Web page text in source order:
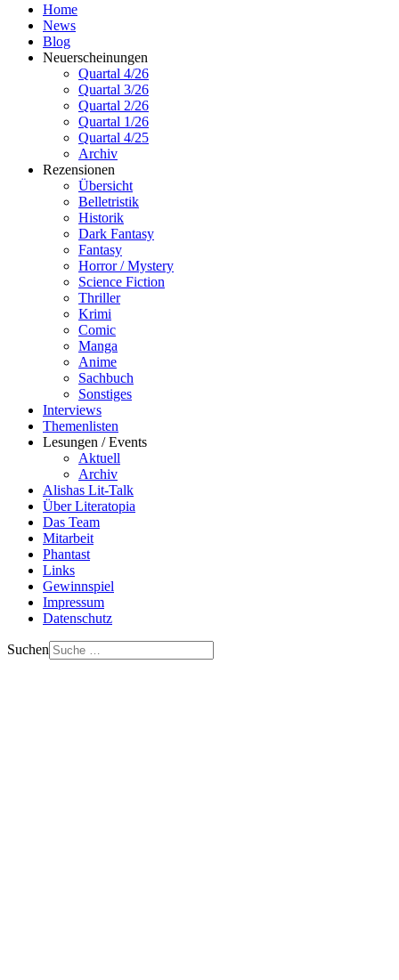
Home
News
Blog
Neuerscheinungen
Quartal 4/26
Quartal 3/26
Quartal 2/26
Quartal 1/26
Quartal 4/25
Archiv
Rezensionen
Übersicht
Belletristik
Historik
Dark Fantasy
Fantasy
Horror / Mystery
Science Fiction
Thriller
Krimi
Comic
Manga
Anime
Sachbuch
Sonstiges
Interviews
Themenlisten
Lesungen / Events
Aktuell
Archiv
Alishas Lit-Talk
Über Literatopia
Das Team
Mitarbeit
Phantast
Links
Gewinnspiel
Impressum
Datenschutz
Suchen